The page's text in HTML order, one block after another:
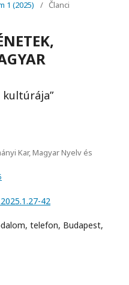
1 (2025) / Članci
Kar, Magyar Nyelv és
42
telefon, Budapest,